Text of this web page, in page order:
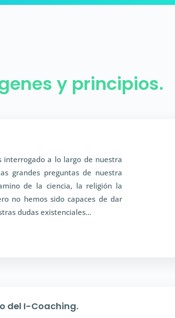
y principios.
interrogado a lo largo de nuestra
grandes preguntas de nuestra
de la ciencia, la religión la
no hemos sido capaces de dar
dudas existenciales…
del I-Coaching.